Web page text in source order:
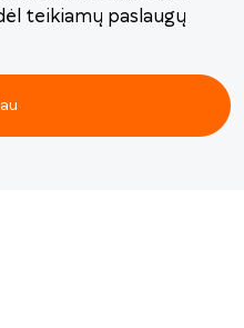
teikiamų paslaugų